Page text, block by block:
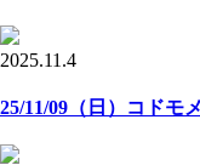
2025.11.4
25/11/09（日）コドモ